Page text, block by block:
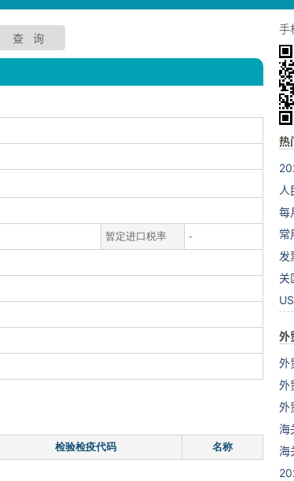
暂定进口税率 -
检验检疫代码 名称
手
热
人
每
常
发
关
外